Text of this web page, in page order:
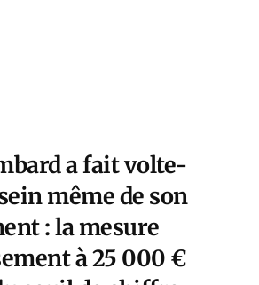
a fait volte-
même de son
: la mesure
à 25 000 €